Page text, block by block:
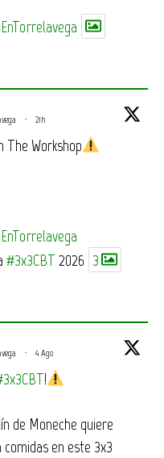
· 21h
The Workshop
#3x3CBT 2026 3
· 4 Ago
!
de Moneche quiere
en este 3x3